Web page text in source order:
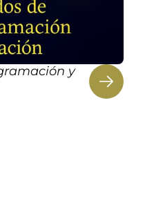
y